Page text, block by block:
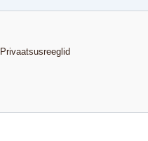
Privaatsusreeglid